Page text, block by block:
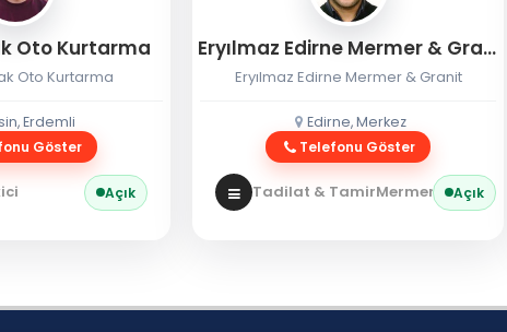
Oto Kurtarma
Oto Kurtarma
Erdemli
Göster
Açık
Eryılmaz Edirne Mermer & Granit
Eryılmaz Edirne Mermer & Granit
Edirne, Merkez
Telefonu Göster
Tadilat & TamirMermer / Granit
Açık